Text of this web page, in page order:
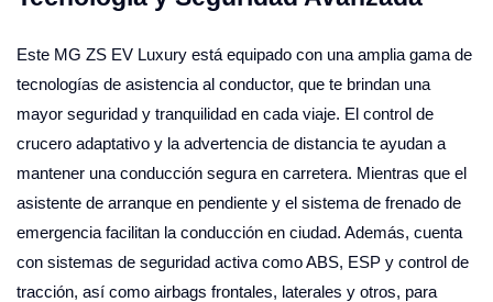
Este MG ZS EV Luxury está equipado con una amplia gama de
tecnologías de asistencia al conductor, que te brindan una
mayor seguridad y tranquilidad en cada viaje. El control de
crucero adaptativo y la advertencia de distancia te ayudan a
mantener una conducción segura en carretera. Mientras que el
asistente de arranque en pendiente y el sistema de frenado de
emergencia facilitan la conducción en ciudad. Además, cuenta
con sistemas de seguridad activa como ABS, ESP y control de
tracción, así como airbags frontales, laterales y otros, para